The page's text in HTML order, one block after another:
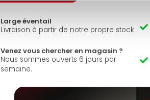
Large éventail
Livraison à partir de notre propre stock
Venez vous chercher en magasin ?
Nous sommes ouverts 6 jours par
semaine.